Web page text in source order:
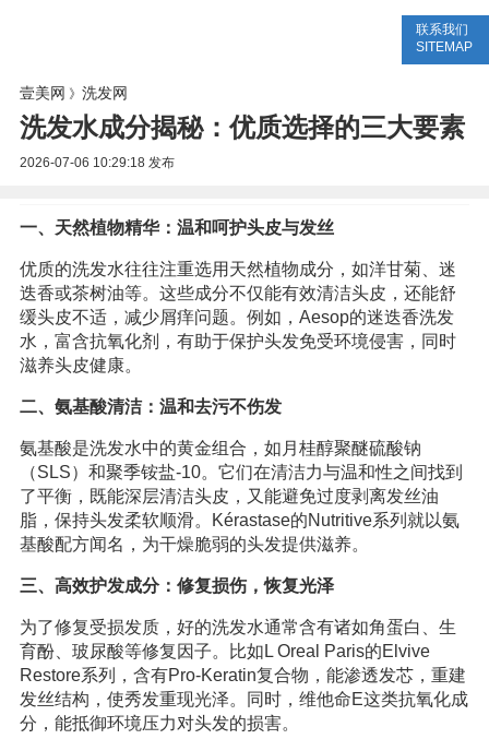
联系我们
SITEMAP
壹美网 》 洗发网
洗发水成分揭秘：优质选择的三大要素
2026-07-06 10:29:18发布
一、天然植物精华：温和呵护头皮与发丝
优质的洗发水往往注重选用天然植物成分，如洋甘菊、迷
迭香或茶树油等。这些成分不仅能有效清洁头皮，还能舒
缓头皮不适，减少屑痒问题。例如，Aesop的迷迭香洗发
水，富含抗氧化剂，有助于保护头发免受环境侵害，同时
滋养头皮健康。
二、氨基酸清洁：温和去污不伤发
氨基酸是洗发水中的黄金组合，如月桂醇聚醚硫酸钠
（SLS）和聚季铵盐-10。它们在清洁力与温和性之间找到
了平衡，既能深层清洁头皮，又能避免过度剥离发丝油
脂，保持头发柔软顺滑。Kérastase的Nutritive系列就以氨
基酸配方闻名，为干燥脆弱的头发提供滋养。
三、高效护发成分：修复损伤，恢复光泽
为了修复受损发质，好的洗发水通常含有诸如角蛋白、生
育酚、玻尿酸等修复因子。比如L Oreal Paris的Elvive
Restore系列，含有Pro-Keratin复合物，能渗透发芯，重建
发丝结构，使秀发重现光泽。同时，维他命E这类抗氧化成
分，能抵御环境压力对头发的损害。